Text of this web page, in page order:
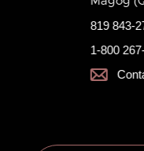
819 843-
1-800